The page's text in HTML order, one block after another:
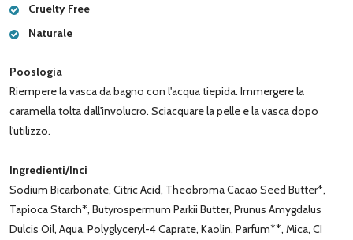
Cruelty Free
Naturale
Pooslogia
Riempere la vasca da bagno con l'acqua tiepida. Immergere la
caramella tolta dall'involucro. Sciacquare la pelle e la vasca dopo
l'utilizzo.
Ingredienti/Inci
Sodium Bicarbonate, Citric Acid, Theobroma Cacao Seed Butter*,
Tapioca Starch*, Butyrospermum Parkii Butter, Prunus Amygdalus
Dulcis Oil, Aqua, Polyglyceryl-4 Caprate, Kaolin, Parfum**, Mica, CI